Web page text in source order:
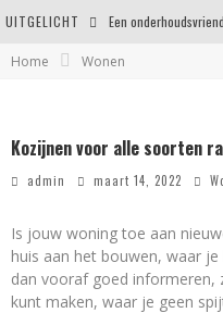
UITGELICHT
Home Wonen
Kozijnen voor alle soorten
admin maart 14, 2022
Is jouw woning toe aan
huis aan het bouwen, waar
dan vooraf goed informeren,
kunt maken, waar je geen